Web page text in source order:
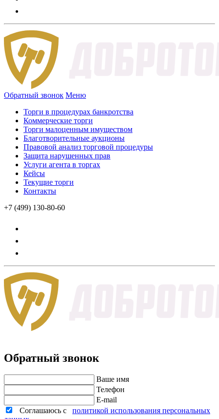
Обратный звонок Меню
Торги в процедурах банкротства
Коммерческие торги
Торги малоценным имуществом
Благотворительные аукционы
Правовой анализ торговой процедуры
Защита нарушенных прав
Услуги агента в торгах
Кейсы
Текущие торги
Контакты
+7 (499) 130-80-60
Обратный звонок
Ваше имя
Телефон
E-mail
Соглашаюсь с политикой использования персональных